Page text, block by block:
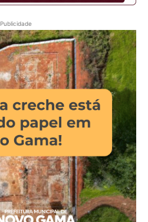
Publicidade